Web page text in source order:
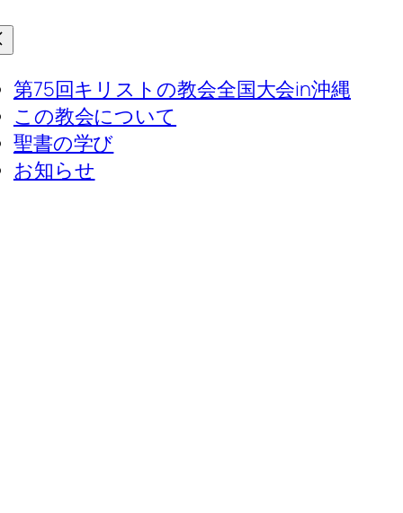
第75回キリストの教会全国大会in沖縄
この教会について
聖書の学び
お知らせ